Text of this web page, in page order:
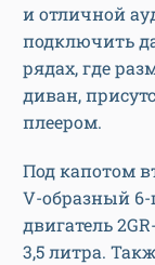
и отличной
подключить
рядах, где
диван,
плеером.
Под капотом
V-образный
двигатель
3,5 литра.